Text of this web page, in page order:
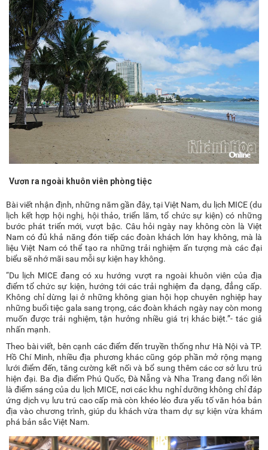
Vươn ra ngoài khuôn viên phòng tiệc
Bài viết nhận định, những năm gần đây, tại Việt Nam, du lịch MICE (du
lịch kết hợp hội nghị, hội thảo, triển lãm, tổ chức sự kiện) có những
bước phát triển mới, vượt bậc. Câu hỏi ngày nay không còn là Việt
Nam có đủ khả năng đón tiếp các đoàn khách lớn hay không, mà là
liệu Việt Nam có thể tạo ra những trải nghiệm ấn tượng mà các đại
biểu sẽ nhớ mãi sau mỗi sự kiện hay không.
“Du lịch MICE đang có xu hướng vượt ra ngoài khuôn viên của địa
điểm tổ chức sự kiện, hướng tới các trải nghiệm đa dạng, đẳng cấp.
Không chỉ dừng lại ở những không gian hội họp chuyên nghiệp hay
những buổi tiệc gala sang trọng, các đoàn khách ngày nay còn mong
muốn được trải nghiệm, tận hưởng nhiều giá trị khác biệt.”- tác giả
nhấn mạnh.
Theo bài viết, bên cạnh các điểm đến truyền thống như Hà Nội và TP.
Hồ Chí Minh, nhiều địa phương khác cũng góp phần mở rộng mạng
lưới điểm đến, tăng cường kết nối và bổ sung thêm các cơ sở lưu trú
hiện đại. Ba địa điểm Phú Quốc, Đà Nẵng và Nha Trang đang nổi lên
là điểm sáng của du lịch MICE, nơi các khu nghỉ dưỡng không chỉ đáp
ứng dịch vụ lưu trú cao cấp mà còn khéo léo đưa yếu tố văn hóa bản
địa vào chương trình, giúp du khách vừa tham dự sự kiện vừa khám
phá bản sắc Việt Nam.